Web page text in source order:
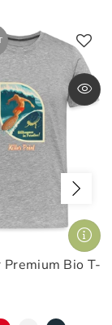
AUSVERKAUFT
Bright Frauen